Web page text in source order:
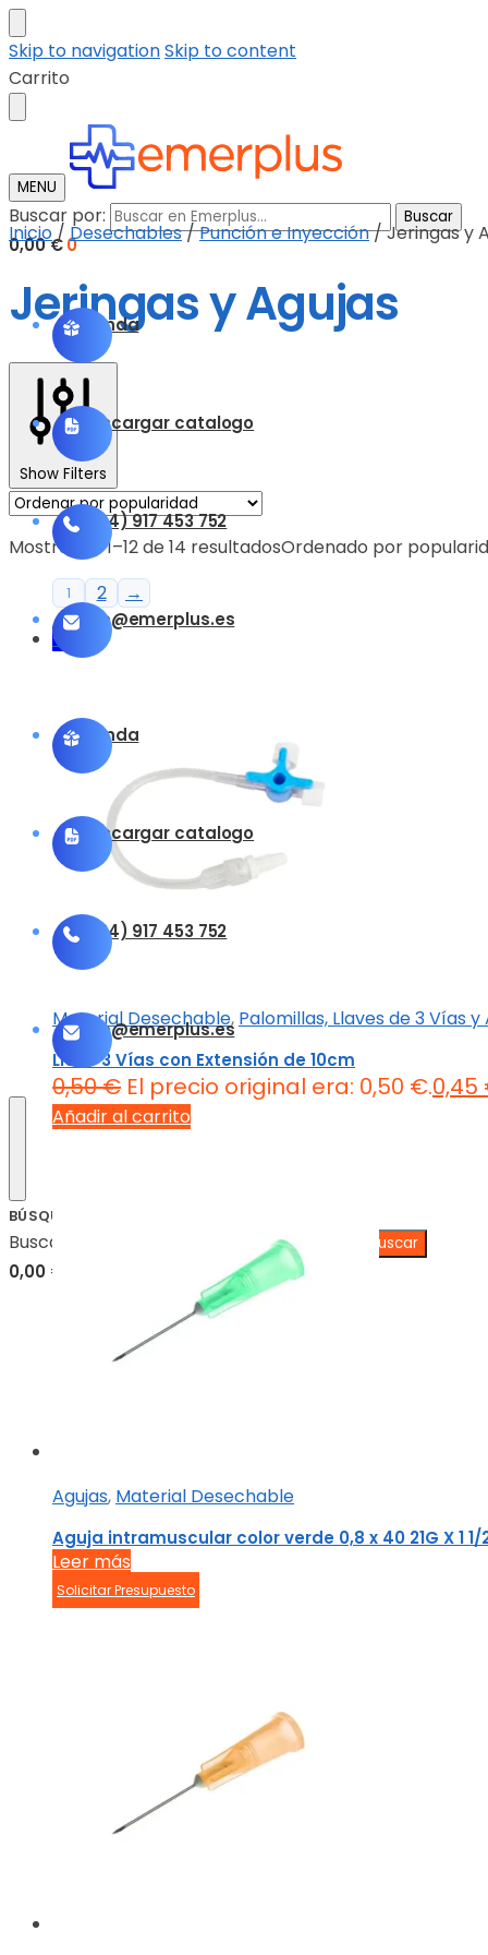
Skip to navigationSkip to content
Carrito
MENU
Buscar por: Buscar
0,00€ 0
Tienda
Descargar catalogo
(+34) 917 453 752
info@emerplus.es
Tienda
Descargar catalogo
(+34) 917 453 752
info@emerplus.es
BÚSQUEDA
Buscar:
0,00 €
Inicio/Desechables/Punción e Inyección/Jeringas y
Jeringas y Agujas
Show Filters
Mostrando 1–12 de 14 resultadosOrdenado por
1 2
→
-10%
Material Desechable, Palomillas, Llaves de 3 Vías
Llave 3 Vías con Extensión de 10cm
0,50€ El precio original era: 0,50 €.0,45
Añadir al carrito
Agujas, Material Desechable
Aguja intramuscular color verde 0,8 x 40 21G X 1 1/
Leer más
Solicitar Presupuesto